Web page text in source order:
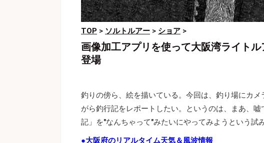
TOP > ソルトルアー > ショア >
画像加工アプリを使って大阪湾ライト
登場
釣りの傍ら、絵を描いている。今回は、釣り場にカ
がら釣行記をレポートしたい。というのは、まあ、
記」を"なんちゃって"みたいにやってみようという試み
●大阪府のリアルタイム天気＆風波情報